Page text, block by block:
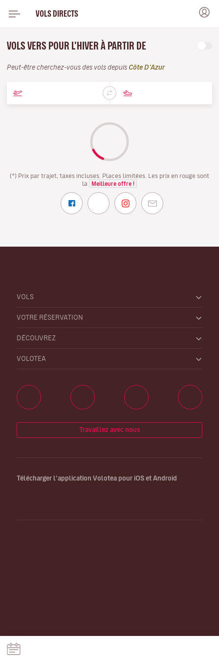
VOLS DIRECTS
VOLS VERS POUR L'HIVER À PARTIR DE
Peut-être cherchez-vous des vols depuis Côte D'Azur
(*) Prix par trajet, taxes incluses. Places limitées. Les prix en rouge sont
la
Meilleure offre !
VOLS
VOTRE RÉSERVATION
DÉCOUVREZ
VOLOTEA
Travaillez avec nous
Télécharger l’application Volotea pour iOS et Android